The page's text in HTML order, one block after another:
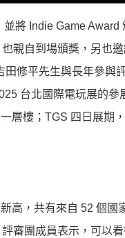
將 Indie Game
親自到場頒獎，另也
田修平先生與長年參與
台北國際電玩展的
層樓；TGS 四日展期
高，共有來自 52 個
審團成員表示，可以